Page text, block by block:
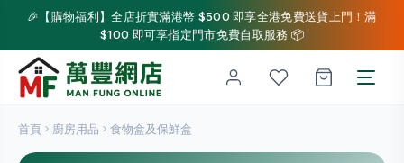
🎉【購物福利】全店折實滿港幣 $500 即享全港免費送貨上門！滿
$100 即可享指定門市免費自取服務 📦
首頁 廚房用品 食物盒及保鮮盒